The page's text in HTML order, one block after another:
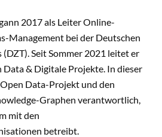
2017 als Leiter Online-
Management bei der Deutschen
Seit Sommer 2021 leitet er
& Digitale Projekte. In dieser
Data-Projekt und den
Graphen verantwortlich,
mit den
betreibt.